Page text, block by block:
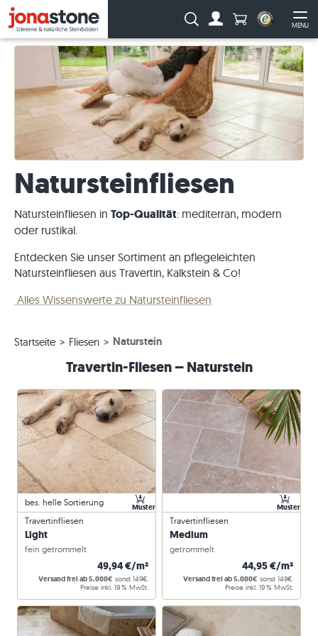
MENU
Suche: Anzahl
Natursteinfliesen
Natursteinfliesen in Top-Qualität: mediterran, modern
oder rustikal.
Entdecken Sie unser Sortiment an pflegeleichten
Natursteinfliesen aus Travertin, Kalkstein & Co!
Alles Wissenswerte zu Natursteinfliesen
Startseite Fliesen Naturstein
Travertin-Fliesen – Naturstein
Travertinfliesen
Light
fein getrommelt
49,94 €/m²
Versand frei ab 5.000€ sonst 149€.
Preise inkl. 19 % MwSt.
bes. helle Sortierung Muster
Travertinfliesen
Medium
getrommelt
44,95 €/m²
Versand frei ab 5.000€ sonst 149€.
Preise inkl. 19 % MwSt.
Muster